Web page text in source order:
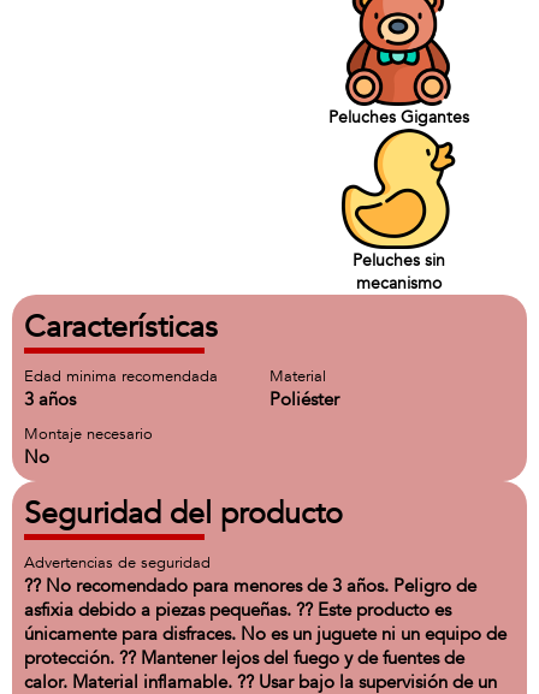
Peluches Gigantes
Peluches sin
mecanismo
Características
Edad minima recomendada
3 años
Material
Poliéster
Montaje necesario
No
Seguridad del producto
Advertencias de seguridad
?? No recomendado para menores de 3 años. Peligro de
asfixia debido a piezas pequeñas. ?? Este producto es
únicamente para disfraces. No es un juguete ni un equipo de
protección. ?? Mantener lejos del fuego y de fuentes de
calor. Material inflamable. ?? Usar bajo la supervisión de un